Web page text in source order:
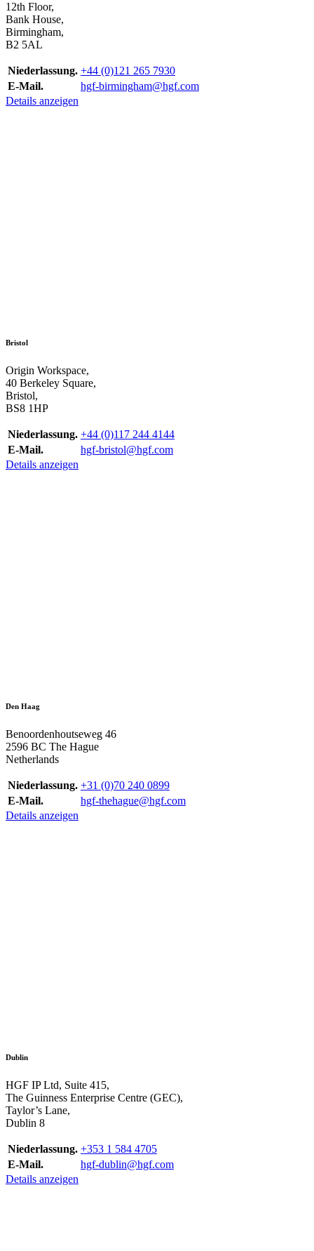
12th Floor,
Bank House,
Birmingham,
B2 5AL
Niederlassung. +44 (0)121 265 7930
E-Mail.
hgf-birmingham@hgf.com
Details anzeigen
Bristol
Origin Workspace,
40 Berkeley Square,
Bristol,
BS8 1HP
Niederlassung. +44 (0)117 244 4144
E-Mail.
hgf-bristol@hgf.com
Details anzeigen
Den Haag
Benoordenhoutseweg 46
2596 BC The Hague
Netherlands
Niederlassung. +31 (0)70 240 0899
E-Mail.
hgf-thehague@hgf.com
Details anzeigen
Dublin
HGF IP Ltd, Suite 415,
The Guinness Enterprise Centre (GEC),
Taylor’s Lane,
Dublin 8
Niederlassung. +353 1 584 4705
E-Mail.
hgf-dublin@hgf.com
Details anzeigen